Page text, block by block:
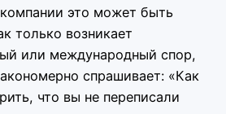
это может быть
только возникает
или международный спор,
спрашивает: «Как
что вы не переписали